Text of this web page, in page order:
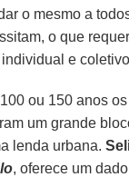
o mesmo a
o que
e
ou 150 anos
um grande
lenda urbana.
, oferece um